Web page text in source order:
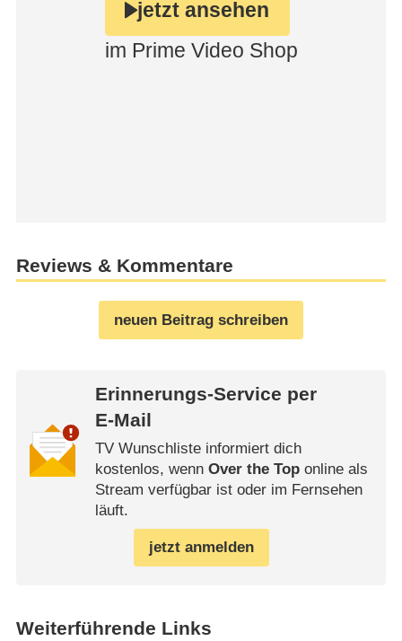
Reviews & Kommentare
neuen Beitrag schreiben
Erinnerungs-Service per
E-Mail
TV Wunschliste informiert dich
kostenlos, wenn Over the Toponline als
Stream verfügbar ist oder im Fernsehen
läuft.
jetzt anmelden
Weiterführende Links